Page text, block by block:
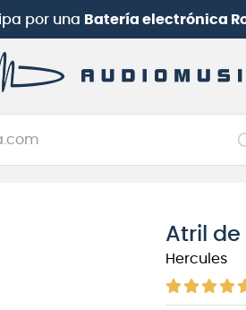
por una Batería electrónica
Atril de
Hercules